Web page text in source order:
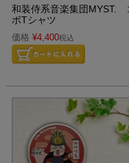
和装侍系音楽集団MYST.
ボTシャツ
価格 ¥4,400税込